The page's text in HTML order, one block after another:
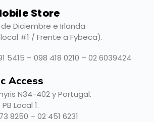
Store
Diciembre e Irlanda
#1 / Frente a Fybeca).
5415 – 098 418 0210 – 02 6039424
Access
N34-402 y Portugal.
Local 1.
8250 – 02 451 6231